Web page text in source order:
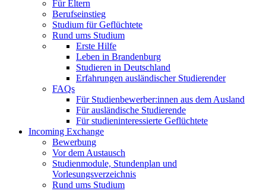
Für Eltern
Berufseinstieg
Studium für Geflüchtete
Rund ums Studium
Erste Hilfe
Leben in Brandenburg
Studieren in Deutschland
Erfahrungen ausländischer Studierender
FAQs
Für Studienbewerber:innen aus dem Ausland
Für ausländische Studierende
Für studieninteressierte Geflüchtete
Incoming Exchange
Bewerbung
Vor dem Austausch
Studienmodule, Stundenplan und
Vorlesungsverzeichnis
Rund ums Studium